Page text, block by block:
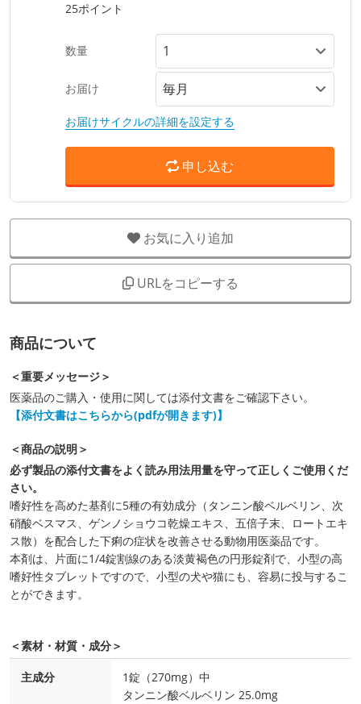
25ポイント
数量
お届け
お届けサイクルの詳細を設定する
申し込む
お気に入り追加
URLをコピーする
商品について
＜重要メッセージ＞
医薬品のご購入・使用に関しては添付文書をご確認下さい。
【添付文書はこちらから(pdfが開きます)】
＜商品の説明＞
必ず製品の添付文書をよく読み用法用量を守って正しくご使用くだ
さい。
嗜好性を高めた基剤に5種の有効成分（タンニン酸ベルベリン、次
硝酸ベスマス、ゲンノショウコ乾燥エキス、五倍子末、ロートエキ
ス散）を配合した下痢の症状を改善させる動物用医薬品です。
本剤は、片面に1/4錠割線のある淡黄褐色の円形錠剤で、小型の高
嗜好性タブレットですので、小型の犬や猫にも、容易に投与するこ
とができます。
＜素材・材質・成分＞
主成分
1錠（270mg）中
タンニン酸ベルベリン 25.0mg